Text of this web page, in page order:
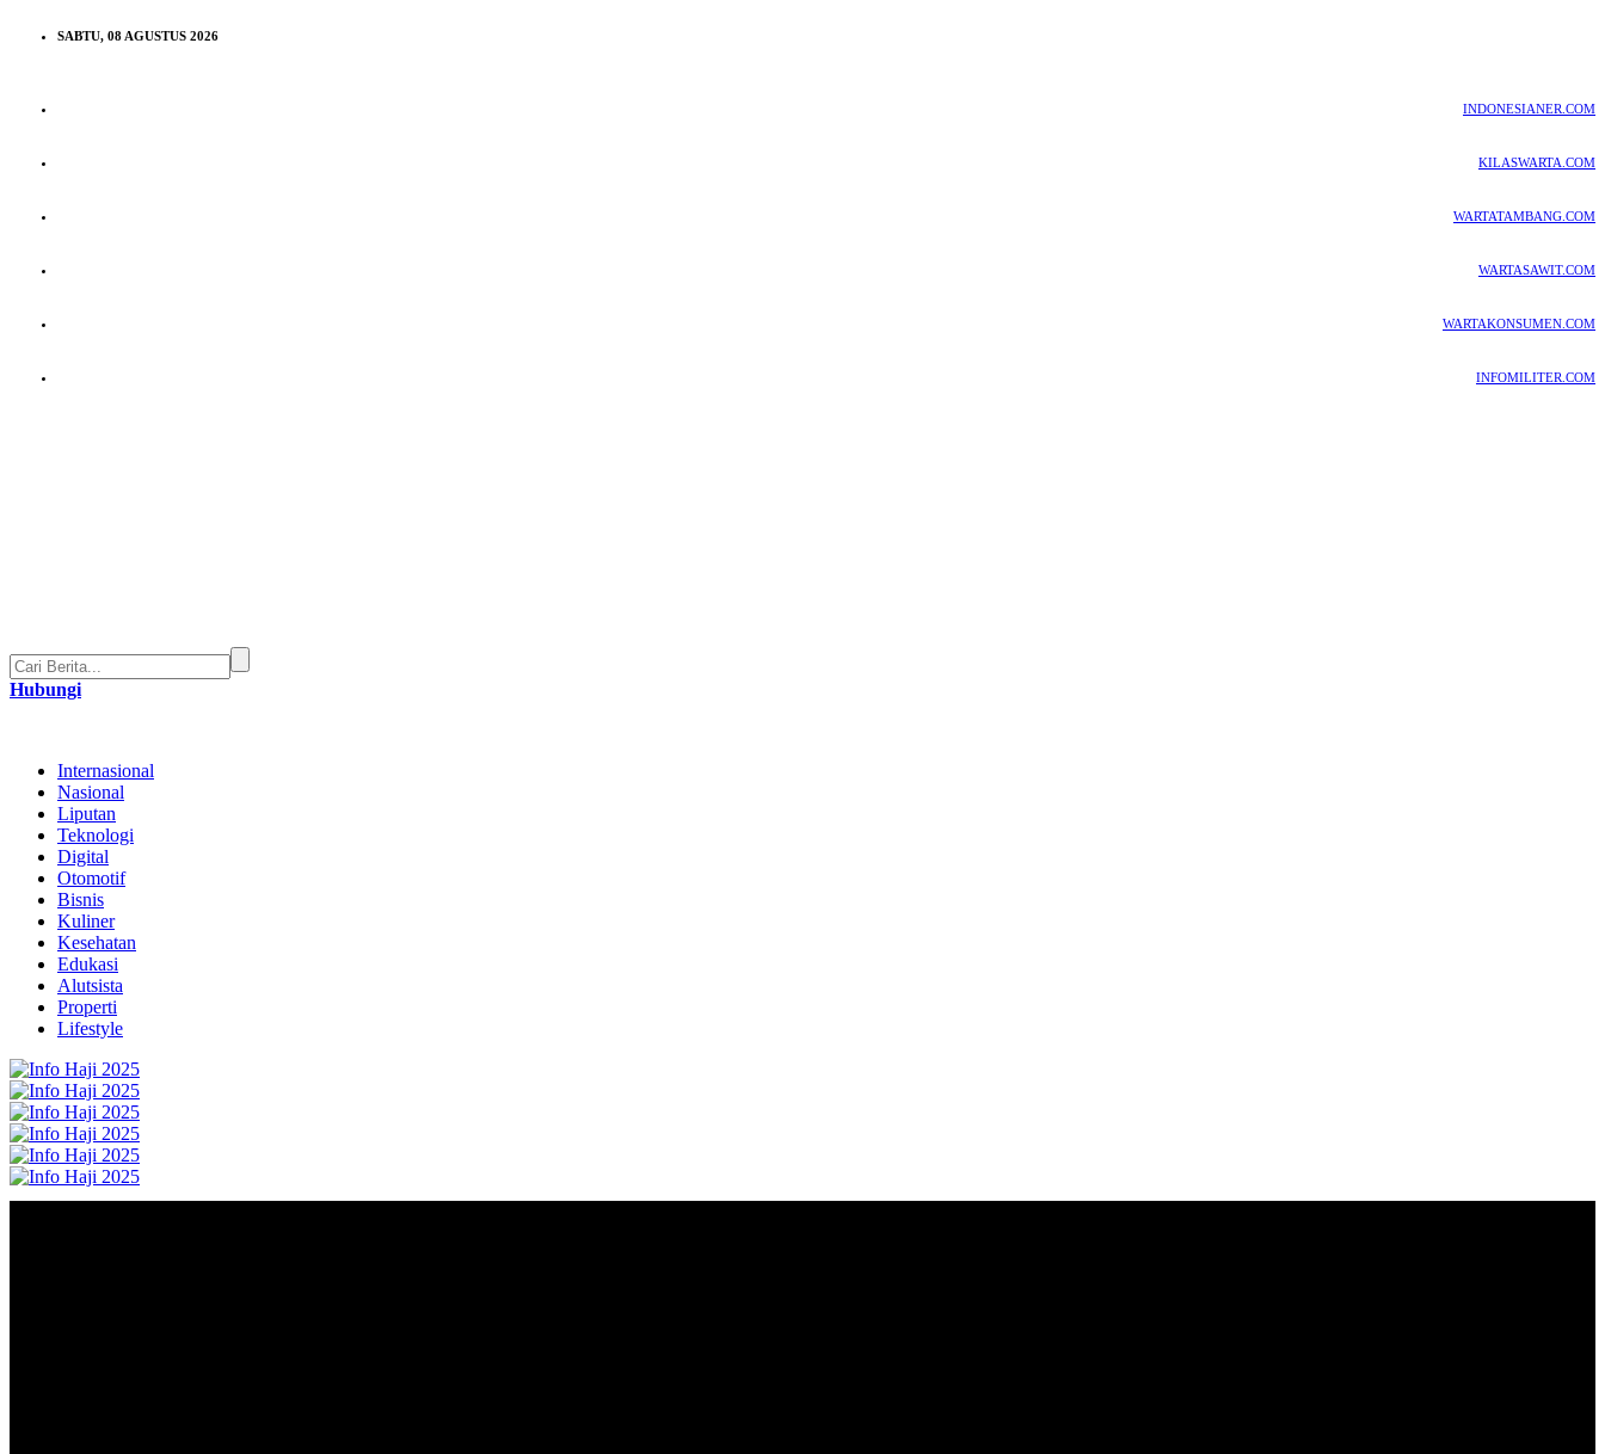
SABTU, 08 AGUSTUS 2026
INDONESIANER.COM
KILASWARTA.COM
WARTATAMBANG.COM
WARTASAWIT.COM
WARTAKONSUMEN.COM
INFOMILITER.COM
Hubungi
Internasional
Nasional
Liputan
Teknologi
Digital
Otomotif
Bisnis
Kuliner
Kesehatan
Edukasi
Alutsista
Properti
Lifestyle